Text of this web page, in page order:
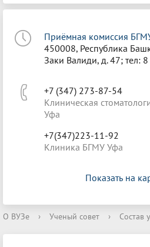
Приёмная комиссия
450008, Республика
Заки Валиди, д. 47; тел:
+7 (347) 273-87-54
Клиническая
Уфа
+7(347)223-11-92
Клиника БГМУ Уфа
Показать на
О ВУЗе › Ученый совет › Состав